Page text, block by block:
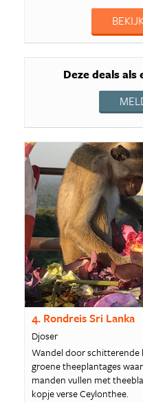
Deze deals als
4. Rondreis Sri Lanka
Djoser
Wandel door
groene theeplantages
manden vullen met
kopje verse Ceylonthee.